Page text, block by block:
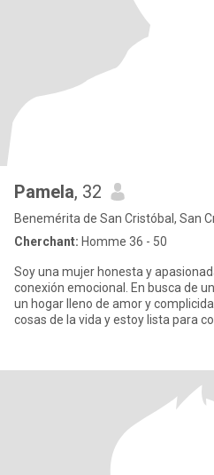
Pamela, 32
Benemérita de San Cristóbal, San
Cherchant: Homme 36 - 50
Soy una mujer honesta y
conexión emocional. En busca de
un hogar lleno de amor y
cosas de la vida y estoy lista para